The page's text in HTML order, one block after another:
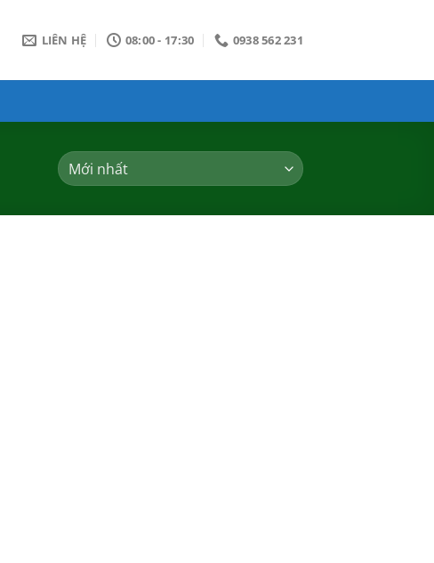
LIÊN HỆ 08:00 - 17:30 0938 562 231